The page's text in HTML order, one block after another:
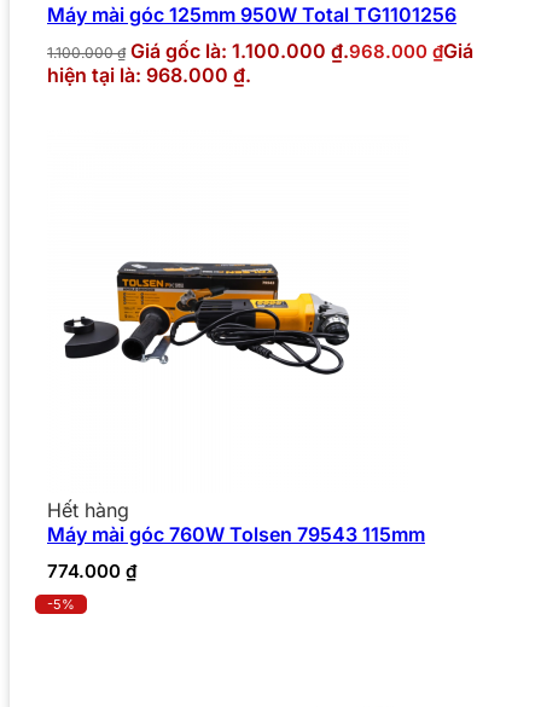
Máy mài góc 125mm 950W Total TG1101256
1.100.000₫ Giá gốc là: 1.100.000 ₫.968.000 ₫Giá
hiện tại là: 968.000 ₫.
Hết hàng
Máy mài góc 760W Tolsen 79543 115mm
774.000 ₫
-5%